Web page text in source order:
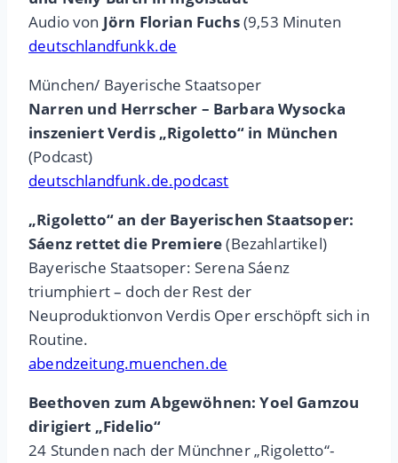
Audio von Jörn Florian Fuchs(9,53 Minuten
deutschlandfunkk.de
München/ Bayerische Staatsoper
Narren und Herrscher – Barbara Wysocka
inszeniert Verdis „Rigoletto“ in München
(Podcast)
deutschlandfunk.de.podcast
„Rigoletto“ an der Bayerischen Staatsoper:
Sáenz rettet die Premiere(Bezahlartikel)
Bayerische Staatsoper: Serena Sáenz
triumphiert – doch der Rest der
Neuproduktionvon Verdis Oper erschöpft sich in
Routine.
abendzeitung.muenchen.de
Beethoven zum Abgewöhnen: Yoel Gamzou
dirigiert „Fidelio“
24 Stunden nach der Münchner „Rigoletto“-